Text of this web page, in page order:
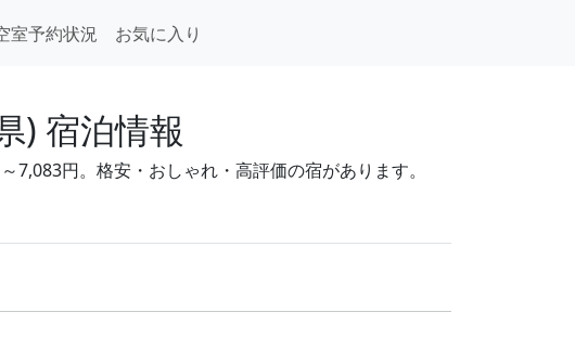
室予約状況
お気に入り
) 宿泊情報
円。格安・おしゃれ・高評価の宿があります。